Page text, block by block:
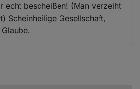
echt bescheißen! (Man verzeiht
Scheinheilige Gesellschaft,